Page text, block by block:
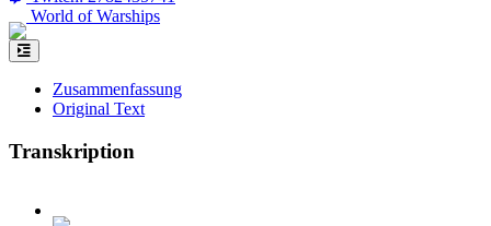
World of Warships
Zusammenfassung
Original Text
Transkription